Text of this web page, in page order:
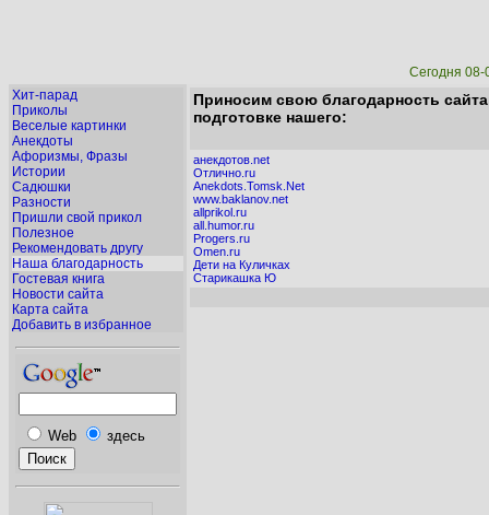
Сегодня 08-
Хит-парад
Приколы
Веселые картинки
Анекдоты
Афоризмы, Фразы
Истории
Садюшки
Разности
Пришли свой прикол
Полезное
Рекомендовать другу
Наша благодарность
Гостевая книга
Новости сайта
Карта сайта
Добавить в избранное
Web здесь
Приносим свою благодарность
подготовке нашего:
анекдотов.net
Отлично.ru
Anekdots.Tomsk.Net
www.baklanov.net
allprikol.ru
all.humor.ru
Progers.ru
Omen.ru
Дети на Куличках
Старикашка Ю